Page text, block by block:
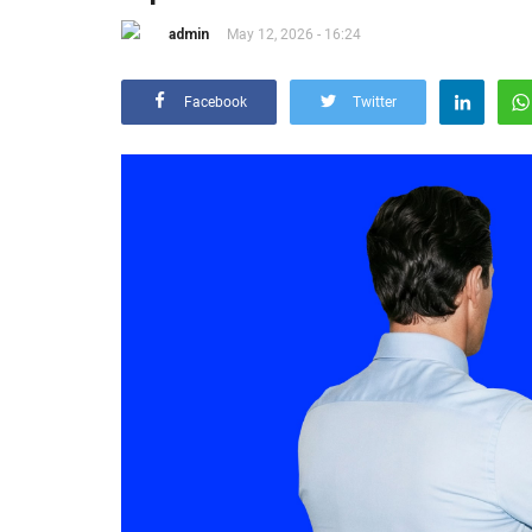
admin May 12, 2026 - 16:24
Facebook Twitter